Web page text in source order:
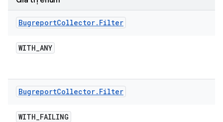
BugreportCollector. Filter
WITH_ANY
BugreportCollector. Filter
WITH_FAILING